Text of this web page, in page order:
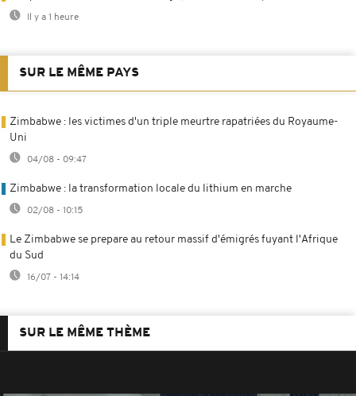
Il y a 1 heure
SUR LE MÊME PAYS
Zimbabwe : les victimes d'un triple meurtre rapatriées du Royaume-
Uni
04/08 - 09:47
Zimbabwe : la transformation locale du lithium en marche
02/08 - 10:15
Le Zimbabwe se prepare au retour massif d'émigrés fuyant l'Afrique
du Sud
16/07 - 14:14
SUR LE MÊME THÈME